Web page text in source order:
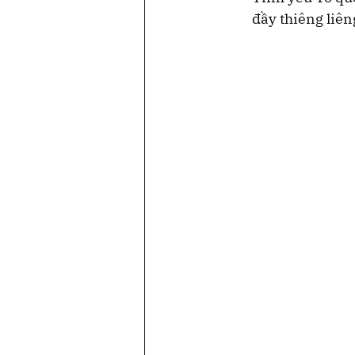
đầy thiêng